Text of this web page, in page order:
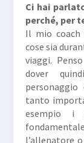
Ci hai
perché, per
Il mio coach
cose sia
viaggi.
dover
tanto
esempio i
l’allenatore